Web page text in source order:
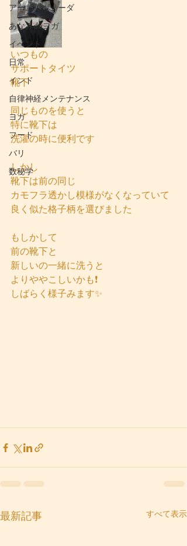
アーユルヴェーダ
あなみdeヨガ
イベント
日常
インド
自律神経メンテナンス
ヨガ
フード
バリ
数秘学
いつもの
サポートタイツ
靴下
同じものを使うと
特に靴下は
洗濯の時に便利です
しかし
靴下は前の同じ
カモフラ透かし模様がなくなっていて
良く似た格子柄を選びました
もしかして
前の靴下と
新しいの一緒に洗うと
よりややこしいかも❗
しばらく様子みます✨
最新記事 すべて表示